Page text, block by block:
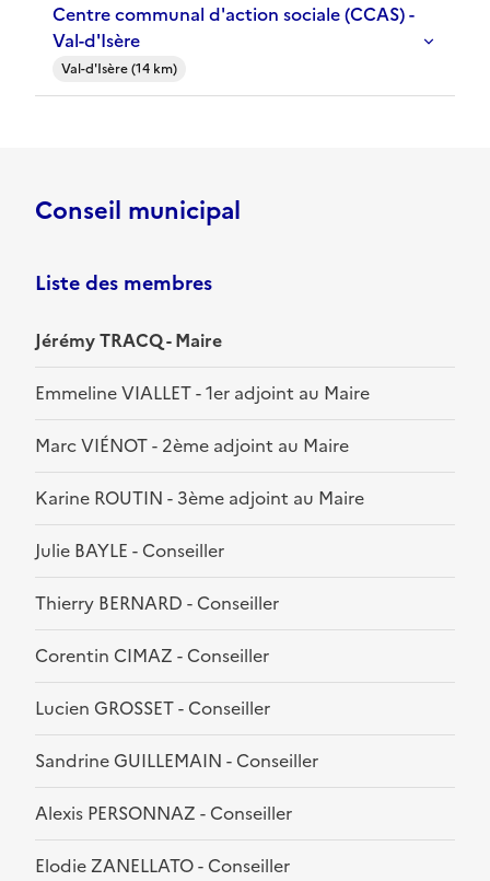
Centre communal d'action sociale (CCAS) -
Val-d'Isère
Val-d'Isère (14 km)
Conseil municipal
Liste des membres
Jérémy TRACQ - Maire
Emmeline VIALLET - 1er adjoint au Maire
Marc VIÉNOT - 2ème adjoint au Maire
Karine ROUTIN - 3ème adjoint au Maire
Julie BAYLE - Conseiller
Thierry BERNARD - Conseiller
Corentin CIMAZ - Conseiller
Lucien GROSSET - Conseiller
Sandrine GUILLEMAIN - Conseiller
Alexis PERSONNAZ - Conseiller
Elodie ZANELLATO - Conseiller